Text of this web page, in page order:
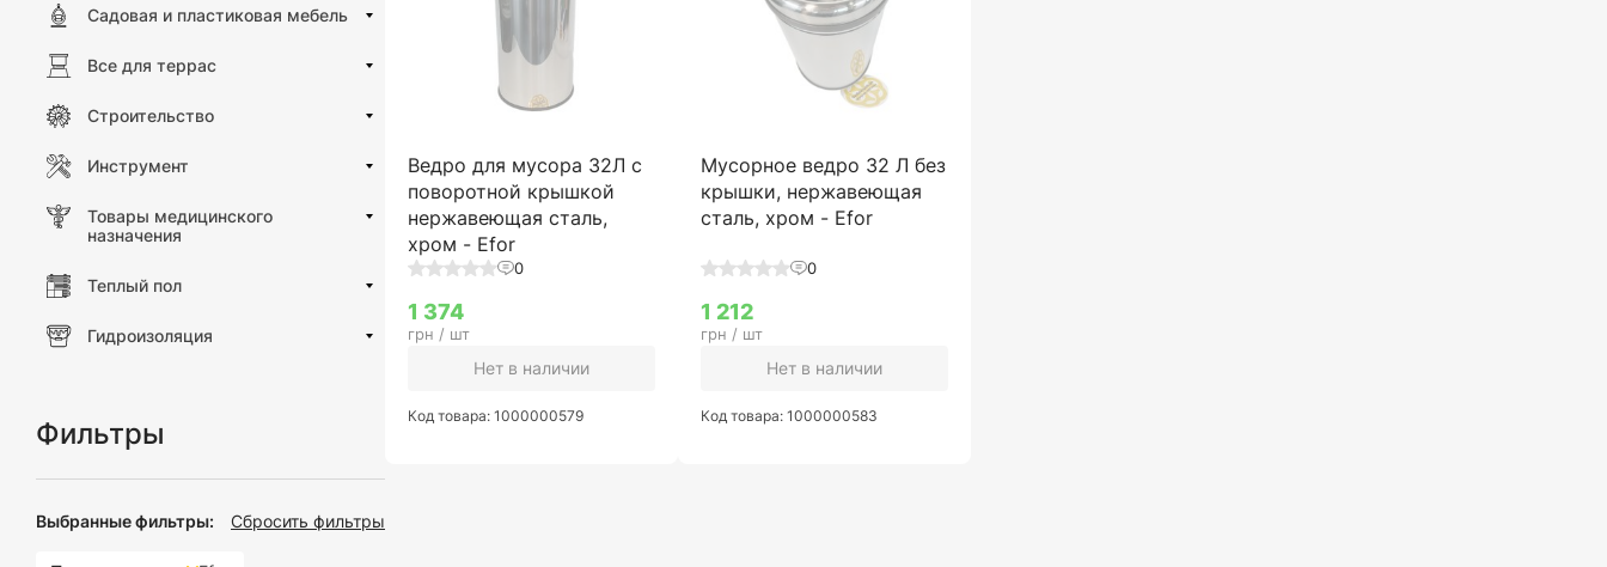
Садовая и пластиковая мебель
Все для террас
Строительство
Инструмент
Товары медицинского
назначения
Теплый пол
Гидроизоляция
Фильтры
Выбранные фильтры: Сбросить фильтры
Ведро для мусора 32Л с
поворотной крышкой
нержавеющая сталь,
хром - Efor
0
1 374
грн / шт
Нет в наличии
Код товара: 1000000579
Мусорное ведро 32 Л без
крышки, нержавеющая
сталь, хром - Efor
0
1 212
грн / шт
Нет в наличии
Код товара: 1000000583